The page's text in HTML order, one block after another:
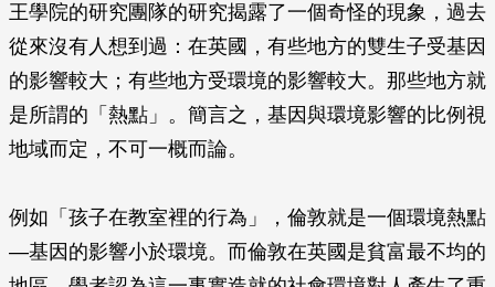
王學院的研究團隊的研究揭露了一個奇怪的現象，過去
從來沒有人想到過：在英國，有些地方的雙生子受基因
的影響較大；有些地方受環境的影響較大。那些地方就
是所謂的「熱點」。簡言之，基因與環境影響的比例視
地域而定，不可一概而論。
例如「孩子在教室裡的行為」，倫敦就是一個環境熱點
—基因的影響小於環境。而倫敦在英國是貧富最不均的